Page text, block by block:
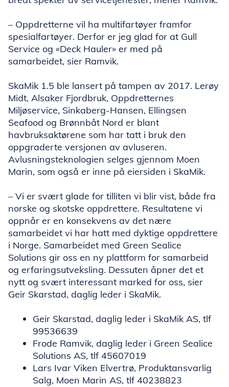
– Oppdretterne vil ha multifartøyer framfor
spesialfartøyer. Derfor er jeg glad for at Gull
Service og «Deck Hauler» er med på
samarbeidet, sier Ramvik.
SkaMik 1.5 ble lansert på tampen av 2017. Lerøy
Midt, Alsaker Fjordbruk, Oppdretternes
Miljøservice, Sinkaberg-Hansen, Ellingsen
Seafood og Brønnbåt Nord er blant
havbruksaktørene som har tatt i bruk den
oppgraderte versjonen av avluseren.
Avlusningsteknologien selges gjennom Moen
Marin, som også er inne på eiersiden i SkaMik.
– Vi er svært glade for tilliten vi blir vist, både fra
norske og skotske oppdrettere. Resultatene vi
oppnår er en konsekvens av det nære
samarbeidet vi har hatt med dyktige oppdrettere
i Norge. Samarbeidet med Green Sealice
Solutions gir oss en ny plattform for samarbeid
og erfaringsutveksling. Dessuten åpner det et
nytt og svært interessant marked for oss, sier
Geir Skarstad, daglig leder i SkaMik.
Geir Skarstad, daglig leder i SkaMik AS, tlf
99536639
Frode Ramvik, daglig leder i Green Sealice
Solutions AS, tlf 45607019
Lars Ivar Viken Elvertrø, Produktansvarlig
Salg, Moen Marin AS, tlf 40238823